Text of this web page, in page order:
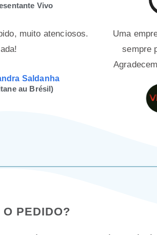
Vivo
muito atenciosos.
Saldanha
au Brésil)
Uma
sempre
O PEDIDO?